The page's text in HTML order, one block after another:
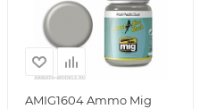
AMIG1604 Ammo Mig